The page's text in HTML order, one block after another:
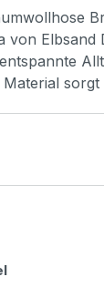
von Elbsand